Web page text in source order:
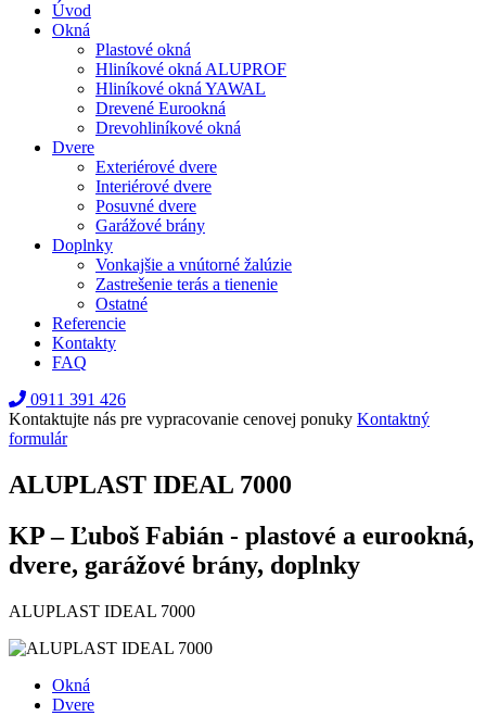
Úvod
Okná
Plastové okná
Hliníkové okná ALUPROF
Hliníkové okná YAWAL
Drevené Eurookná
Drevohliníkové okná
Dvere
Exteriérové dvere
Interiérové dvere
Posuvné dvere
Garážové brány
Doplnky
Vonkajšie a vnútorné žalúzie
Zastrešenie terás a tienenie
Ostatné
Referencie
Kontakty
FAQ
0911 391 426
Kontaktujte nás pre vypracovanie cenovej ponuky Kontaktný
formulár
ALUPLAST IDEAL 7000
KP – Ľuboš Fabián - plastové a eurookná,
dvere, garážové brány, doplnky
ALUPLAST IDEAL 7000
Okná
Dvere